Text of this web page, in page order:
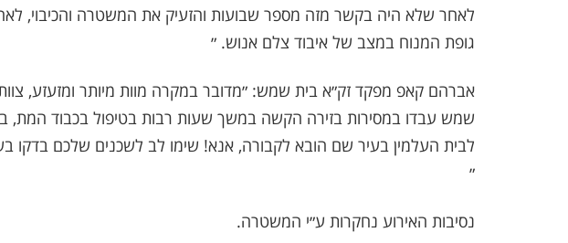
לאחר שלא היה בקשר מזה מספר שבועות והזעיק את המשטרה והכיבוי,
גופת המנוח במצב של איבוד צלם אנוש. ״
אברהם קאפ מפקד זק״א בית שמש: ״מדובר במקרה מוות מיותר ומזעזע,
שמש עבדו במסירות בזירה הקשה במשך שעות רבות בטיפול בכבוד המת,
לבית העלמין בעיר שם הובא לקבורה, אנא! שימו לב לשכנים שלכם בדקו
״
נסיבות האירוע נחקרות ע״י המשטרה.